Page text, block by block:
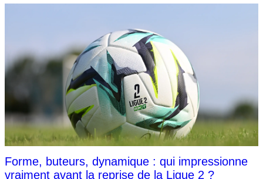
Forme, buteurs, dynamique : qui impressionne
vraiment avant la reprise de la Ligue 2 ?